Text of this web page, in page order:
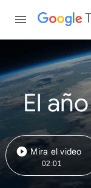
El
Mira el video
02:01